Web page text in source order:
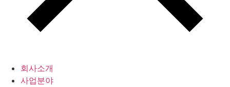
회사소개
사업분야